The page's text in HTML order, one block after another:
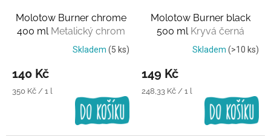
Molotow Burner chrome
400 ml Metalický chrom
Skladem (5 ks)
140 Kč
Měrná
350 Kč / 1 l
Molotow Burner black
500 ml Kryvá černá
Skladem (>10 ks)
149 Kč
Měrná
248,33 Kč / 1 l